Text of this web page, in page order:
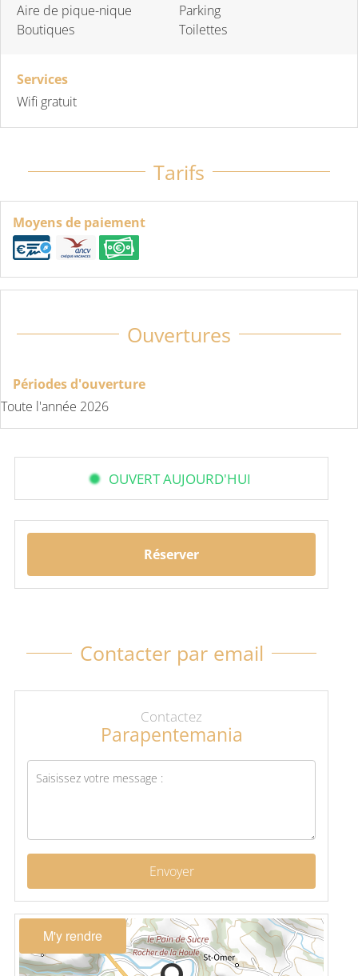
Aire de pique-nique
Boutiques
Parking
Toilettes
Services
Wifi gratuit
Tarifs
Moyens de paiement
Ouvertures
Périodes d'ouverture
Toute l'année 2026
OUVERT AUJOURD'HUI
Réserver
Contacter par email
Contactez
Parapentemania
Envoyer
M'y rendre